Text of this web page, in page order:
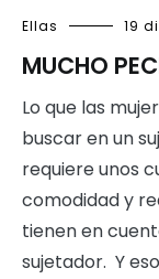
Ellas 19
MUCHO
Lo que las
buscar en un
requiere unos
comodidad y
tienen en
sujetador. Y